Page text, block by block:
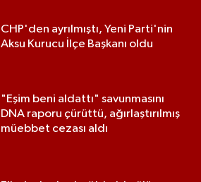
CHP'den ayrılmıştı, Yeni Parti'nin
Aksu Kurucu İlçe Başkanı oldu
"Eşim beni aldattı" savunmasını
DNA raporu çürüttü, ağırlaştırılmış
müebbet cezası aldı